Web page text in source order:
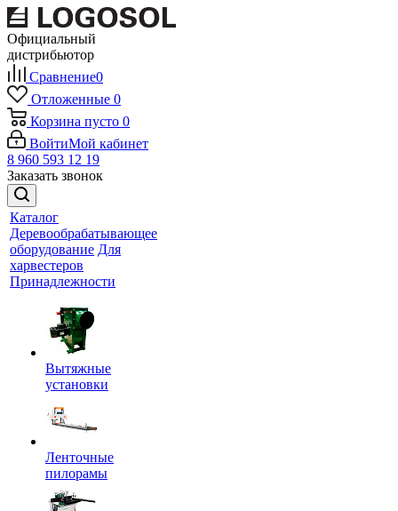
Официальный
дистрибьютор
Сравнение0
Отложенные 0
Корзина пусто 0
ВойтиМой кабинет
8 960 593 12 19
Заказать звонок
Каталог
Деревообрабатывающее
оборудование Для
харвестеров
Принадлежности
Вытяжные
установки
Ленточные
пилорамы